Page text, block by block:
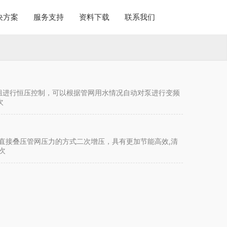
方案 服务支持 资料下载 联系我们
行恒压控制，可以根据管网用水情况自动对泵进行变频
接叠压管网压力的方式二次增压，具有更加节能高效,清